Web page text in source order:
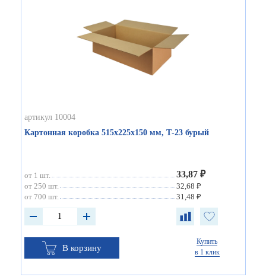
артикул 10004
Картонная коробка 515х225х150 мм, Т-23 бурый
от 1 шт. 33,87 ₽
от 250 шт.
32,68 ₽
от 700 шт.
31,48 ₽
В корзину
Купить
в 1 клик